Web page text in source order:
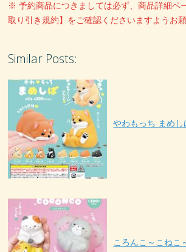
※ 予約商品につきましては必ず、商品詳細ペ
取り引き規約】をご確認くださいますようお
Similar Posts:
やわもっち まめ
ころんこ～こねこ